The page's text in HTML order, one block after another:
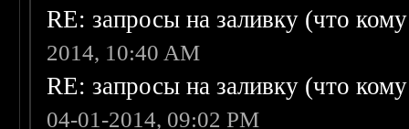
RE: запросы на заливку (что
2014, 10:40 AM
RE: запросы на заливку (что
04-01-2014, 09:02 PM